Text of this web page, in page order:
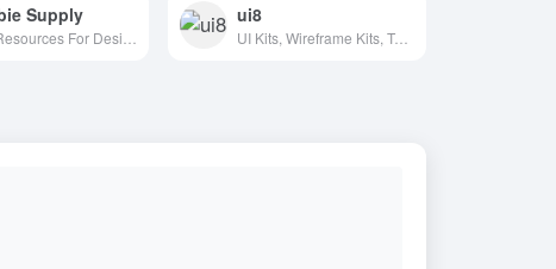
Supply ui8
UI Kits, Wireframe Kits, Templates, Icons and More